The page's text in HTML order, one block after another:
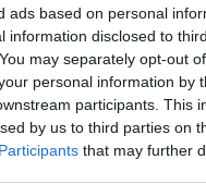
ads based on personal
information disclosed to
may separately opt-out
personal information by
participants. This
by us to third parties on
that may further
Τάσος
εξιστορούν την